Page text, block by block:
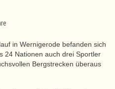
in Wernigerode befanden sich
24 Nationen auch drei Sportler
Bergstrecken überaus